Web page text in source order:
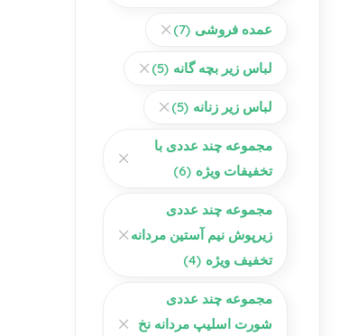
عمده فروشی (7)
لباس زیر بچه گانه (5)
لباس زیر زنانه (5)
مجموعه چند عددی با
تخفیفات ویژه (6)
مجموعه چند عددی
زیرپوش نیم آستین مردانه
تخفیف ویژه (4)
مجموعه چند عددی
شورت اسلیپ مردانه نخ